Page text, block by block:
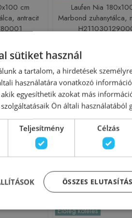
cm
antracit
040 Ft
Laufen Nia
Marbond zuhanytálca,
Cikkszám:
416 531 Ft 399
-10% Rendelésre
Előleg köteles
sütiket használ
a tartalom, a hirdetések
használatára vonatkozó
egyesíthetik azokat más
Ön általi használatából
Teljesítmény Célzás
ÖSSZES